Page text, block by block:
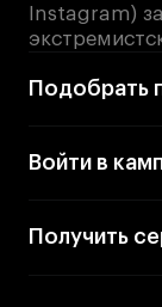
Instagram)
Подобрать
Войти в
Получить